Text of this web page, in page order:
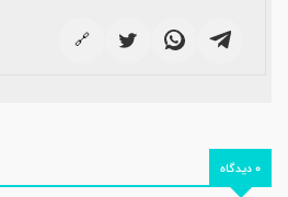
🔗
0 دیدگاه